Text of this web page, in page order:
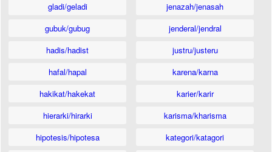
gladi/geladi
gubuk/gubug
hadis/hadist
hafal/hapal
hakikat/hakekat
hierarki/hirarki
hipotesis/hipotesa
jenazah/jenasah
jenderal/jendral
justru/justeru
karena/karna
karier/karir
karisma/kharisma
kategori/katagori